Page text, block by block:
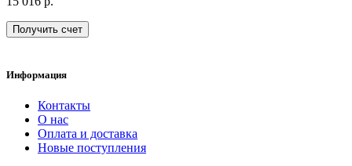
Получить счет
Информация
Контакты
О нас
Оплата и доставка
Новые поступления